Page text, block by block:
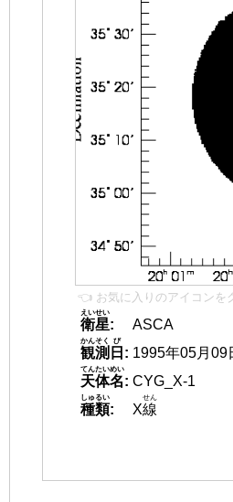
👈 お気に入りのアイコンを
衛星
えいせい
:
ASCA
観測
かんそく
日
び
: 1995年05月09
天体名
てんたいめい
: CYG_X-1
種類
しゅるい
: X線
せん